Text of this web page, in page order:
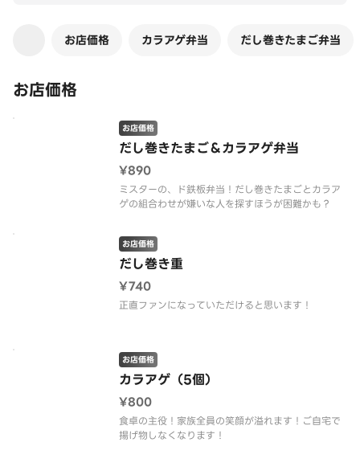
お店価格 カラアゲ弁当 だし巻きたまご弁当
お店価格
だし巻きたまご＆カラアゲ弁当
お店価格
¥890
ミスターの、ド鉄板弁当！だし巻きたまごとカラア
ゲの組合わせが嫌いな人を探すほうが困難かも？
だし巻き重
お店価格
¥740
正直ファンになっていただけると思います！
カラアゲ（5個）
お店価格
¥800
食卓の主役！家族全員の笑顔が溢れます！ご自宅で
揚げ物しなくなります！